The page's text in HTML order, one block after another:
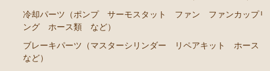
ステアリングパーツ（ピットマンアーム アイドラー
アーム タイロッドエンド など）
足回りパーツ（ベアリング ボールジョイント ブッ
シュ類 など）
冷却パーツ（ポンプ サーモスタット ファン ファンカップリ
ング ホース類 など）
ブレーキパーツ（マスターシリンダー リペアキット ホース
など）